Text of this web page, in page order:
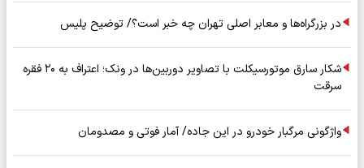
در بزرگراه‌ها و معابر اصلی تهران چه خبر است؟/ توضیح پلیس
شکار سارق موتورسیکلت با تصاویر دوربین‌ها در ونک؛ اعتراف به ۲۰ فقره
سرقت
واژگونی مرگبار خودرو در این جاده/ آمار فوتی و مصدومان